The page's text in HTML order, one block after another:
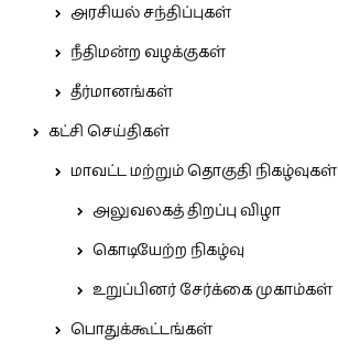
அரசியல் சந்திப்புகள்
நீதிமன்ற வழக்குகள்
தீர்மானங்கள்
கட்சி செய்திகள்
மாவட்ட மற்றும் தொகுதி நிகழ்வுகள்
அலுவலகத் திறப்பு விழா
கொடியேற்ற நிகழ்வு
உறுப்பினர் சேர்க்கை முகாம்கள்
பொதுக்கூட்டங்கள்